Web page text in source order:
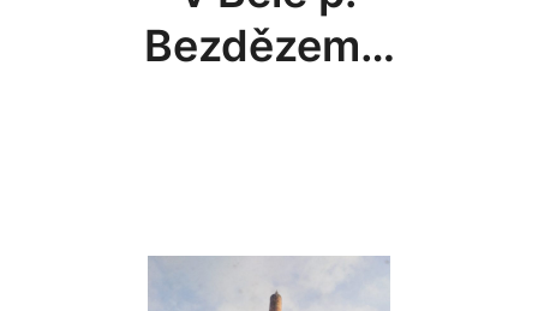
Bezdězem…